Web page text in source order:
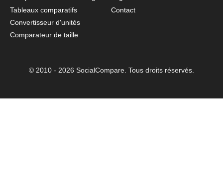
Tableaux comparatifs
Convertisseur d'unités
Comparateur de taille
Contact
© 2010 - 2026 SocialCompare. Tous droits réservés.